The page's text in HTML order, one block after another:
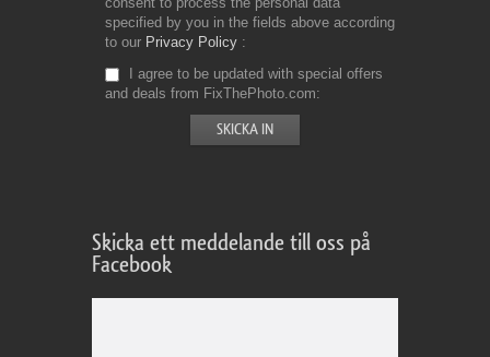
specified by you in the fields above according
to our Privacy Policy
I agree to be updated with special offers
and deals from FixThePhoto.com
Skicka ett meddelande till oss på
Facebook